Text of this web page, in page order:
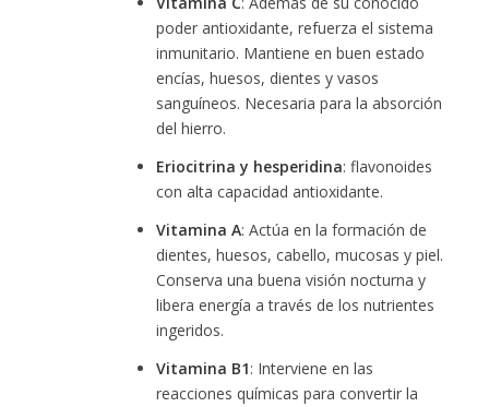
poder antioxidante, refuerza el sistema
inmunitario. Mantiene en buen estado
encías, huesos, dientes y vasos
sanguíneos. Necesaria para la absorción
del hierro.
Eriocitrina y hesperidina: flavonoides
con alta capacidad antioxidante.
Vitamina A: Actúa en la formación de
dientes, huesos, cabello, mucosas y piel.
Conserva una buena visión nocturna y
libera energía a través de los nutrientes
ingeridos.
Vitamina B1: Interviene en las
reacciones químicas para convertir la